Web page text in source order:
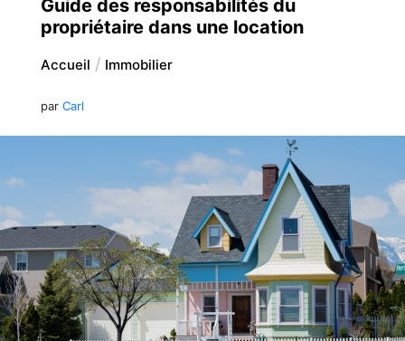
Guide des responsabilités du
propriétaire dans une location
Accueil Immobilier
par Carl